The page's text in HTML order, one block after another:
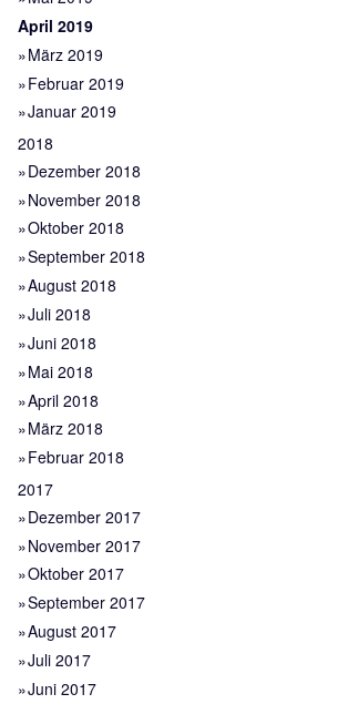
April 2019
März 2019
Februar 2019
Januar 2019
2018
Dezember 2018
November 2018
Oktober 2018
September 2018
August 2018
Juli 2018
Juni 2018
Mai 2018
April 2018
März 2018
Februar 2018
2017
Dezember 2017
November 2017
Oktober 2017
September 2017
August 2017
Juli 2017
Juni 2017